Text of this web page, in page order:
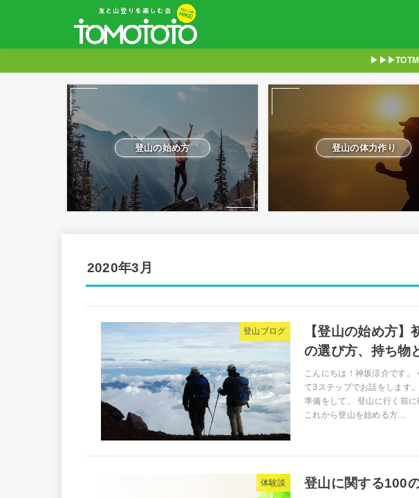
登山の始め方 登山の体力作り
2020年3月
登山ブログ
【登山の始め方
の選び方、持ち物
こんにちは！神坂涼介です
て3ステップでお話をします
準備をして、 登山に行く前
これから登山を始める方...
体験談 登山に関する100